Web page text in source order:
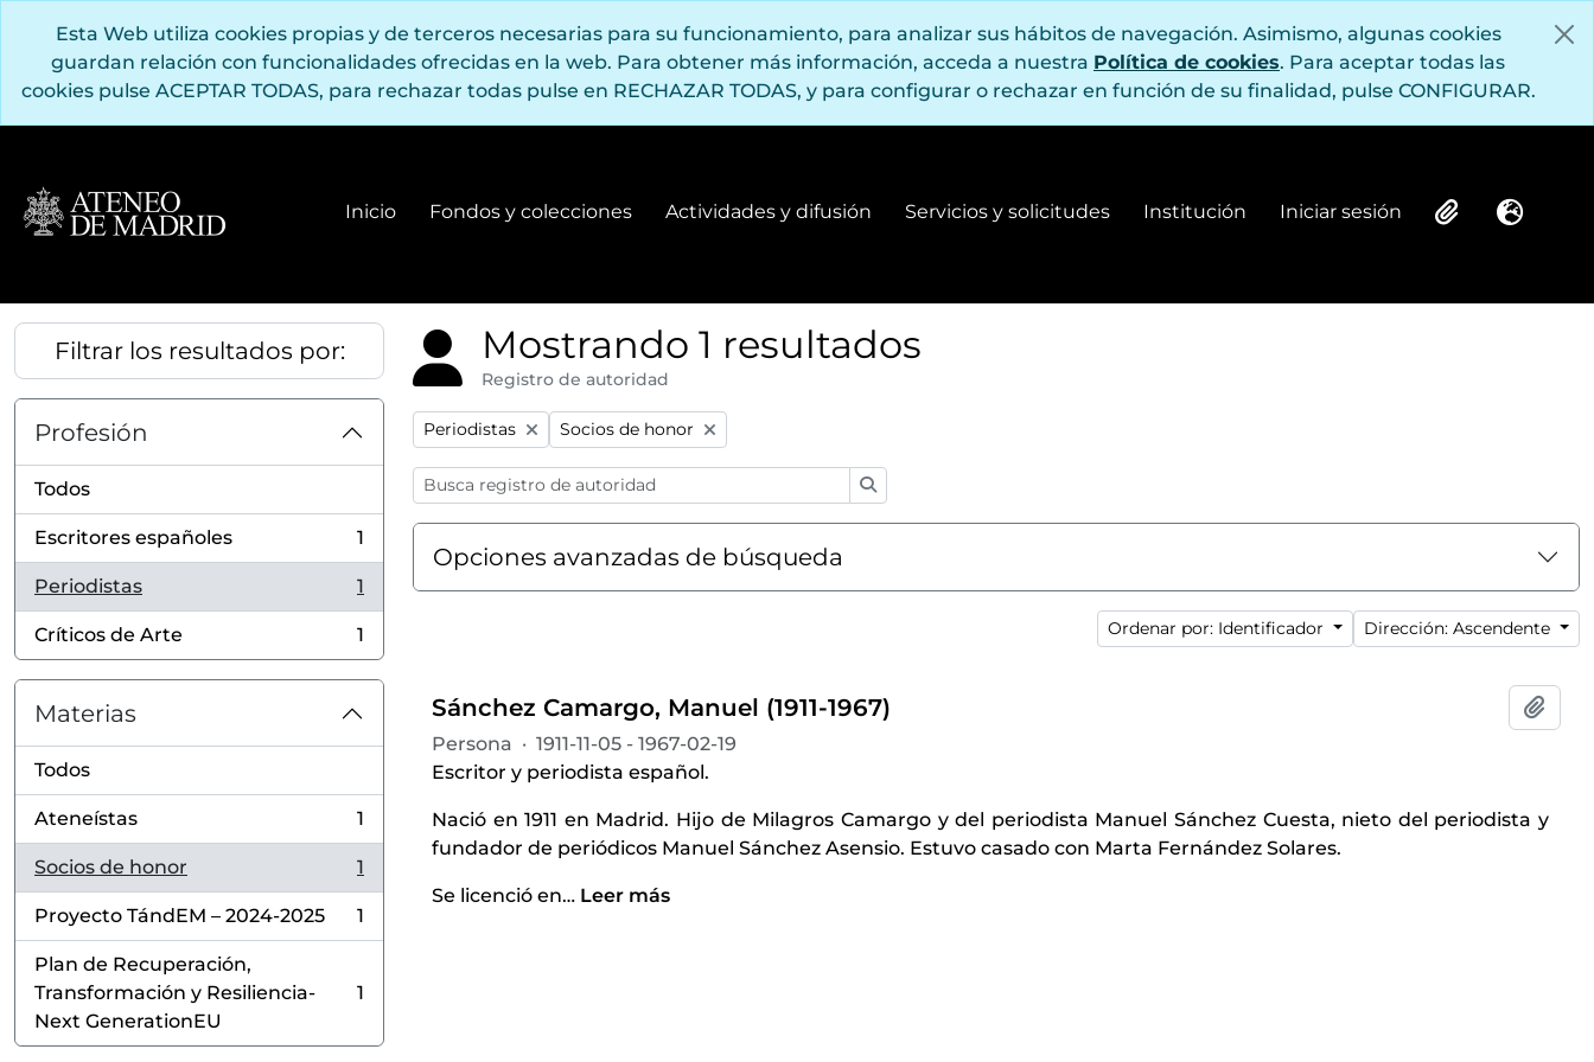
Esta Web utiliza cookies propias y de terceros necesarias para su funcionamiento, para analizar sus hábitos de navegación. Asimismo, algunas cookies
guardan relación con funcionalidades ofrecidas en la web. Para obtener más información, acceda a nuestra Política de cookies. Para aceptar todas las
cookies pulse ACEPTAR TODAS, para rechazar todas pulse en RECHAZAR TODAS, y para configurar o rechazar en función de su finalidad, pulse CONFIGURAR.
Inicio Fondos y colecciones
Fondos y colecciones
Actividades y difusión
Actividades y difusión
Servicios y solicitudes Institución
Institución
Iniciar sesión
Iniciar sesión ClipboardIdioma
Filtrar los resultados por:
Profesión
Todos
Escritores españoles
, 1 resultados
1
Periodistas
, 1 resultados
1
Críticos de Arte
, 1 resultados
1
Materias
Todos
Ateneístas
, 1 resultados
1
Socios de honor
, 1 resultados
1
Proyecto TándEM – 2024-2025
, 1 resultados
1
Plan de Recuperación,
Transformación y Resiliencia-
Next GenerationEU
, 1 resultados
1
Mostrando 1 resultados
Registro de autoridad
Remove filter:
Periodistas Remove filter:
Socios de honor
Opciones avanzadas de búsqueda
Ordenar por: Identificador Dirección: Ascendente
Sánchez Camargo, Manuel (1911-1967)
Persona · 1911-11-05 - 1967-02-19
Escritor y periodista español.
Nació en 1911 en Madrid. Hijo de Milagros Camargo y del periodista Manuel Sánchez Cuesta, nieto del periodista y
fundador de periódicos Manuel Sánchez Asensio. Estuvo casado con Marta Fernández Solares.
Se licenció en… Leer más